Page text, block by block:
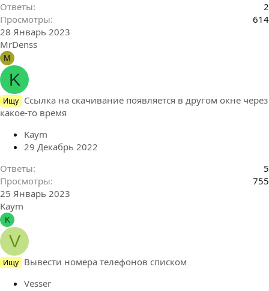
Ответы
2
Просмотры
614
28 Январь 2023
MrDenss
M
K
Ищу Ссылка на скачивание появляется в другом окне через
какое-то время
Kaym
29 Декабрь 2022
Ответы
5
Просмотры
755
25 Январь 2023
Kaym
K
V
Ищу Вывести номера телефонов списком
Vesser